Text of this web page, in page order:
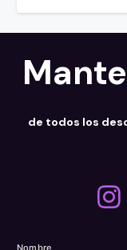
de todos los